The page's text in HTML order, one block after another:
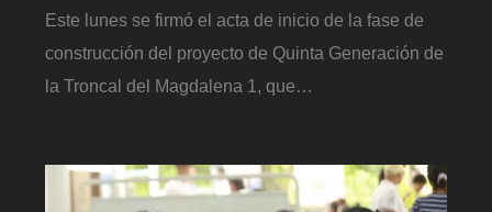
Este lunes se firmó el acta de inicio de la fase de
construcción del proyecto de Quinta Generación de
la Troncal del Magdalena 1, que…